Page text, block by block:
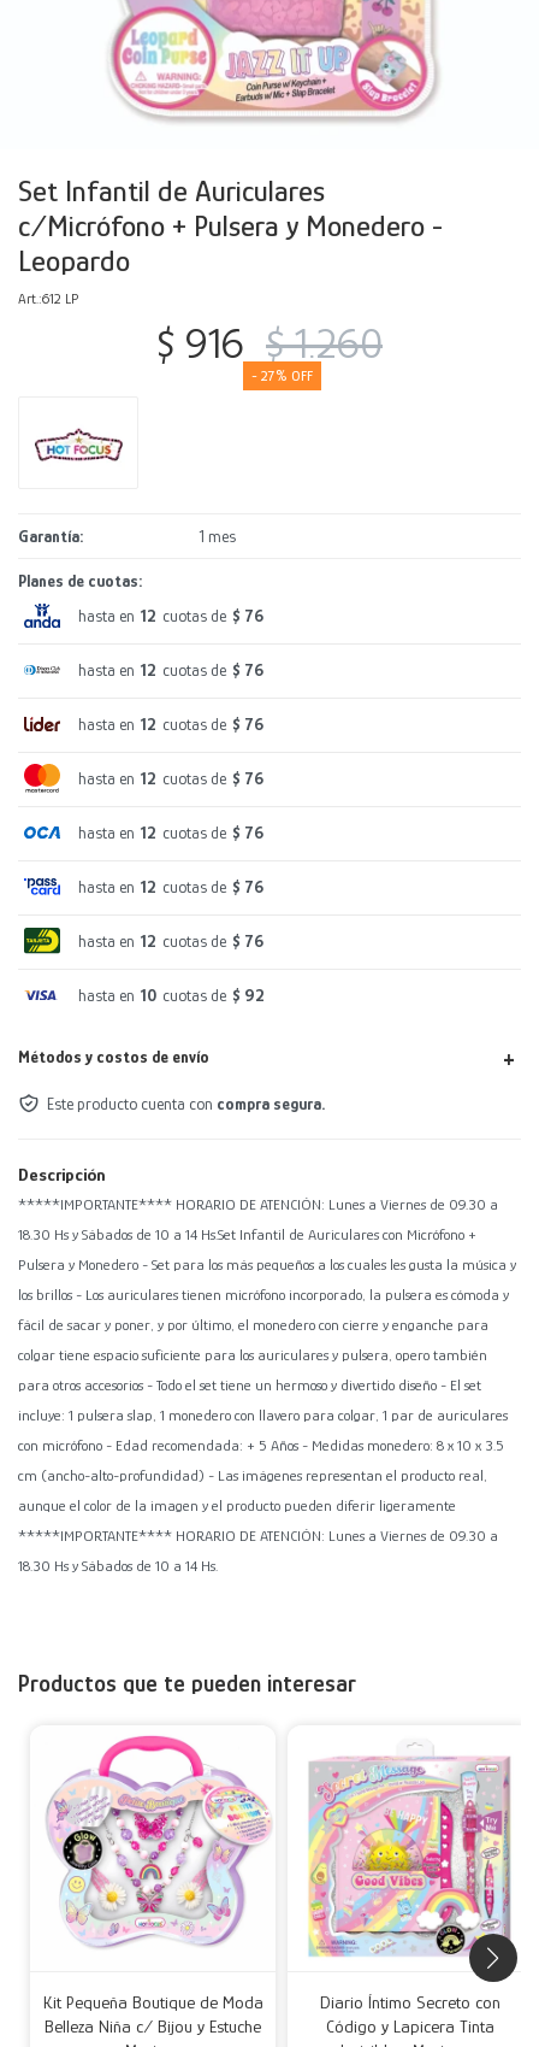
Set Infantil de Auriculares
c/Micrófono + Pulsera y Monedero -
Leopardo
612 LP
$ 916 $ 1.260
27
Garantía 1 mes
Planes de cuotas:
hasta en 12 cuotas de $ 76
hasta en 12 cuotas de $ 76
hasta en 12 cuotas de $ 76
hasta en 12 cuotas de $ 76
hasta en 12 cuotas de $ 76
hasta en 12 cuotas de $ 76
hasta en 12 cuotas de $ 76
hasta en 10 cuotas de $ 92
Métodos y costos de envío
Este producto cuenta con compra segura.
Descripción
*****IMPORTANTE**** HORARIO DE ATENCIÓN: Lunes a Viernes de 09.30 a
18.30 Hs y Sábados de 10 a 14 Hs.Set Infantil de Auriculares con Micrófono +
Pulsera y Monedero - Set para los más pequeños a los cuales les gusta la música y
los brillos - Los auriculares tienen micrófono incorporado, la pulsera es cómoda y
fácil de sacar y poner, y por último, el monedero con cierre y enganche para
colgar tiene espacio suficiente para los auriculares y pulsera, opero también
para otros accesorios - Todo el set tiene un hermoso y divertido diseño - El set
incluye: 1 pulsera slap, 1 monedero con llavero para colgar, 1 par de auriculares
con micrófono - Edad recomendada: + 5 Años - Medidas monedero: 8 x 10 x 3.5
cm (ancho-alto-profundidad) - Las imágenes representan el producto real,
aunque el color de la imagen y el producto pueden diferir ligeramente
*****IMPORTANTE**** HORARIO DE ATENCIÓN: Lunes a Viernes de 09.30 a
18.30 Hs y Sábados de 10 a 14 Hs.
Productos que te pueden interesar
Kit Pequeña Boutique de Moda
Belleza Niña c/ Bijou y Estuche
Diario Íntimo Secreto con
Código y Lapicera Tinta
Calefactores
Acolchados y Frazadas
Decoración
Accesorios para el hogar
Accesorios
Muebles Infantiles